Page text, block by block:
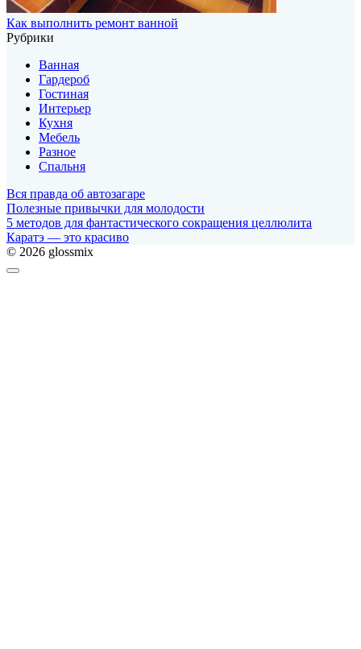
Как выполнить ремонт ванной
Рубрики
Ванная
Гардероб
Гостиная
Интерьер
Кухня
Мебель
Разное
Спальня
Вся правда об автозагаре
Полезные привычки для молодости
5 методов для фантастического сокращения целлюлита
Каратэ — это красиво
© 2026 glossmix